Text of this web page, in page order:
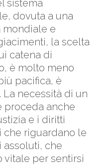
sistema
dovuta a una
mondiale e
la scelta
catena di
è molto meno
pacifica, è
La necessità di un
proceda anche
e i diritti
riguardano le
che
vitale per sentirsi